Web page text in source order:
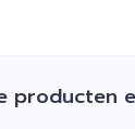
producten